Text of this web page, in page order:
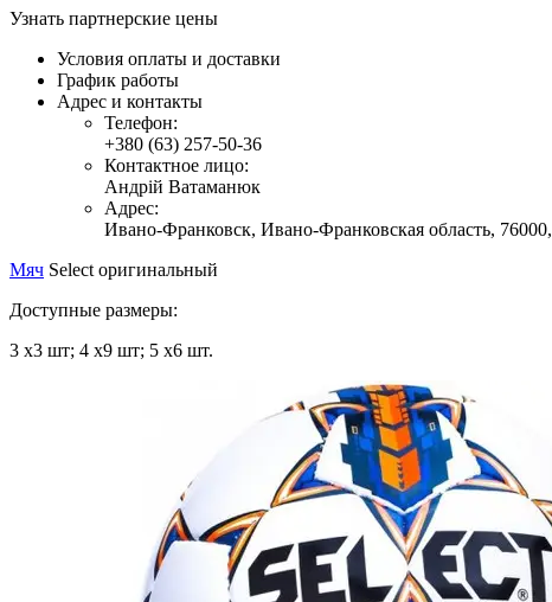
Узнать партнерские цены
Условия оплаты и доставки
График работы
Адрес и контакты
Телефон:
+380 (63) 257-50-36
Контактное лицо:
Андрій Ватаманюк
Адрес:
Ивано-Франковск, Ивано-Франковская область, 76000,
Мяч Select оригинальный
Доступные размеры:
3 х3 шт; 4 х9 шт; 5 х6 шт.